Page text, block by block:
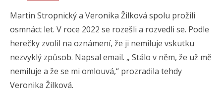
Martin Stropnický a Veronika Žilková spolu prožili
osmnáct let. V roce 2022 se rozešli a rozvedli se. Podle
herečky zvolil na oznámení, že ji nemiluje vskutku
nezvyklý způsob. Napsal email. „ Stálo v něm, že už mě
nemiluje a že se mi omlouvá,“ prozradila tehdy
Veronika Žilková.